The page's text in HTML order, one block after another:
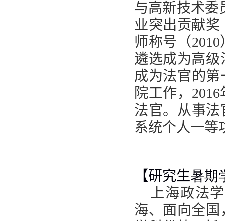
与高新技术委
业突出贡献
师称号（2010
遴选成为高
成为法官的第
院工作， 2016
法官。从事
系统个人一等
【研究生暑期
上海政法
海、面向全